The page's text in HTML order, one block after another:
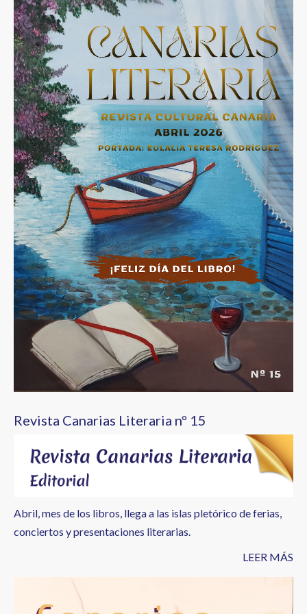
Revista Canarias Literaria nº 15
Abril, mes de los libros, llega a las islas pletórico de ferias,
conciertos y presentaciones literarias.
LEER MÁS